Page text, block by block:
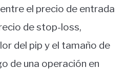
el precio de entrada
de stop-loss,
del pip y el tamaño de
de una operación en